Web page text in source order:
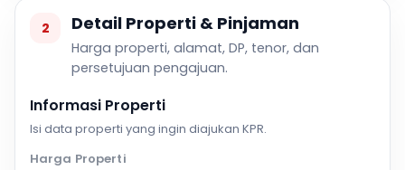
2 Detail Properti & Pinjaman
Harga properti, alamat, DP, tenor, dan
persetujuan pengajuan.
Informasi Properti
Isi data properti yang ingin diajukan KPR.
Harga Properti